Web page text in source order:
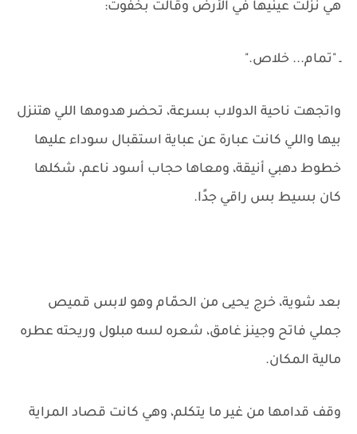
هي نزلت عينيها في الأرض وقالت بخفوت:
ـ "تمام... خلاص."
واتجهت ناحية الدولاب بسرعة، تحضر هدومها اللي هتنزل
بيها واللي كانت عبارة عن عباية استقبال سوداء عليها
خطوط دهبي أنيقة، ومعاها حجاب أسود ناعم، شكلها
كان بسيط بس راقي جدًا.
بعد شوية، خرج يحيى من الحمّام وهو لابس قميص
جملي فاتح وجينز غامق، شعره لسه مبلول وريحته عطره
مالية المكان.
وقف قدامها من غير ما يتكلم، وهي كانت قصاد المراية